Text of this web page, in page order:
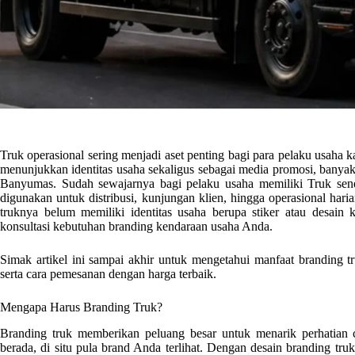
Truk operasional sering menjadi aset penting bagi para pelaku
menunjukkan identitas usaha sekaligus sebagai media promosi,
Banyumas. Sudah sewajarnya bagi pelaku usaha memiliki Truk
digunakan untuk distribusi, kunjungan klien, hingga operasional
truknya belum memiliki identitas usaha berupa stiker atau
konsultasi kebutuhan branding kendaraan usaha Anda.
Simak artikel ini sampai akhir untuk mengetahui manfaat branding
serta cara pemesanan dengan harga terbaik.
Mengapa Harus Branding Truk?
Branding truk memberikan peluang besar untuk menarik
berada, di situ pula brand Anda terlihat. Dengan desain branding